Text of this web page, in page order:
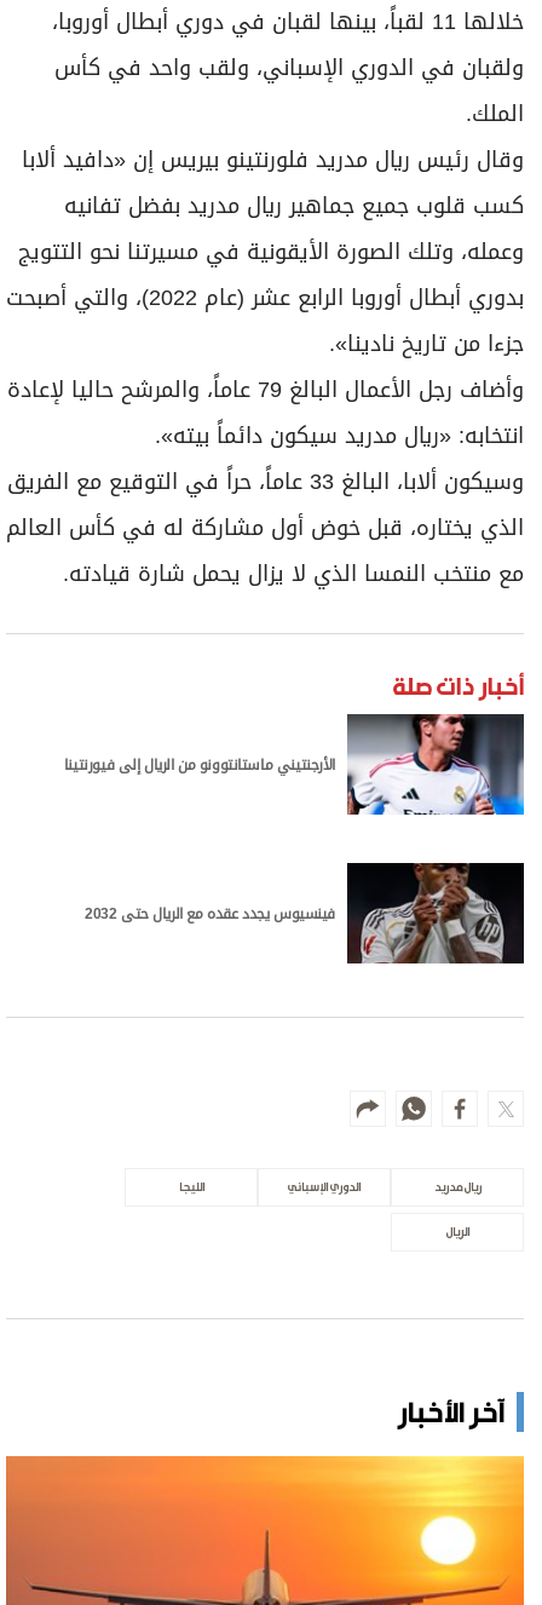
خلالها 11 لقباً، بينها لقبان في دوري أبطال أوروبا،
ولقبان في الدوري الإسباني، ولقب واحد في كأس
الملك.
وقال رئيس ريال مدريد فلورنتينو بيريس إن «دافيد ألابا
كسب قلوب جميع جماهير ريال مدريد بفضل تفانيه
وعمله، وتلك الصورة الأيقونية في مسيرتنا نحو التتويج
بدوري أبطال أوروبا الرابع عشر (عام 2022)، والتي أصبحت
جزءا من تاريخ نادينا».
وأضاف رجل الأعمال البالغ 79 عاماً، والمرشح حاليا لإعادة
انتخابه: «ريال مدريد سيكون دائماً بيته».
وسيكون ألابا، البالغ 33 عاماً، حراً في التوقيع مع الفريق
الذي يختاره، قبل خوض أول مشاركة له في كأس العالم
مع منتخب النمسا الذي لا يزال يحمل شارة قيادته.
أخبار ذات صلة
الأرجنتيني ماستانتوونو من الريال إلى فيورنتينا
فينسيوس يجدد عقده مع الريال حتى 2032
ريال مدريد الدوري الإسباني الليجا
الريال
آخر الأخبار